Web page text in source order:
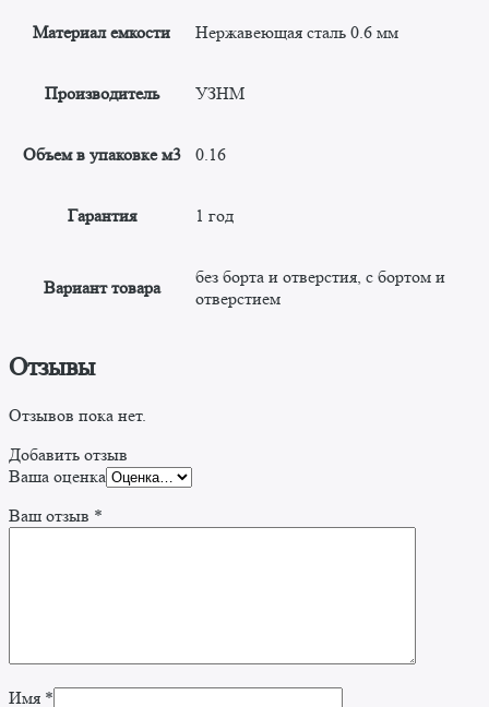
Материал емкости Нержавеющая сталь 0.6 мм
Производитель УЗНМ
Объем в упаковке м3 0.16
Гарантия 1 год
Вариант товара
без борта и отверстия, с бортом и
отверстием
Отзывы
Отзывов пока нет.
Добавить отзыв
Ваша оценка
Ваш отзыв *
Имя *